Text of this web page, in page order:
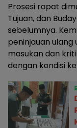
Prosesi rapat
Tujuan, dan
sebelumnya.
peninjauan
masukan dan
dengan kondisi